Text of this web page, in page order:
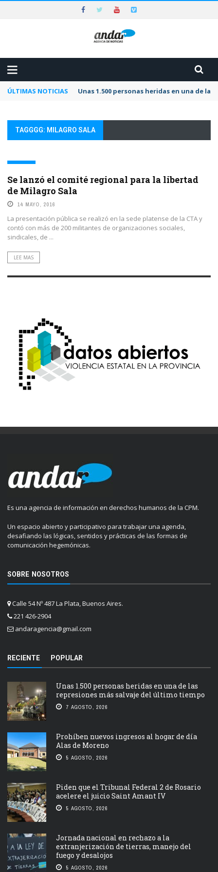
ÚLTIMAS NOTICIAS Unas 1.500 personas heridas en una de
TAGGGG: MILAGRO SALA
Se lanzó el comité regional para la libertad
de Milagro Sala
14 MAYO, 2016
La presentación pública se realizó en la sede platense de la CTA y
contó con más de 200 militantes de organizaciones sociales,
sindicales, de ...
LEE MAS
Es una agencia de información en derechos humanos de la CPM.
Un espacio abierto y participativo para trabajar una agenda,
desafiando las lógicas, sentidos y prácticas de las formas de
comunicación hegemónicas.
SOBRE NOSOTROS
Calle 54 Nº 487 La Plata, Buenos Aires.
221 426-2904
andaragencia@gmail.com
RECIENTE POPULAR
Unas 1.500 personas heridas en una de las
represiones más salvaje del último tiempo
7 AGOSTO, 2026
Prohíben nuevos ingresos al hogar de día
Alas de Moreno
5 AGOSTO, 2026
Piden que el Tribunal Federal 2 de Rosario
acelere el juicio Saint Amant IV
5 AGOSTO, 2026
Jornada nacional en rechazo a la
extranjerización de tierras, manejo del
fuego y desalojos
5 AGOSTO, 2026